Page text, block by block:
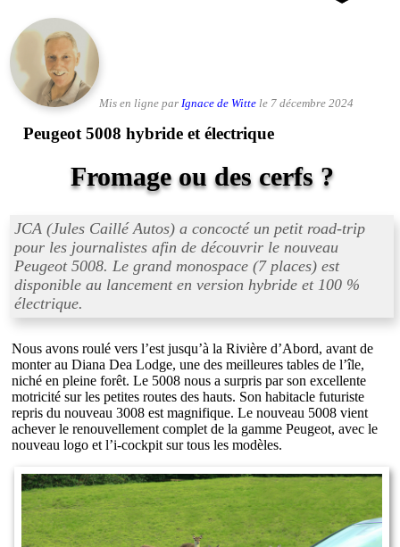
Mis en ligne par Ignace de Witte le 7 décembre 2024
Peugeot 5008 hybride et électrique
Fromage ou des cerfs ?
JCA (Jules Caillé Autos) a concocté un petit road-trip
pour les journalistes afin de découvrir le nouveau
Peugeot 5008. Le grand monospace (7 places) est
disponible au lancement en version hybride et 100 %
électrique.
Nous avons roulé vers l’est jusqu’à la Rivière d’Abord, avant de
monter au Diana Dea Lodge, une des meilleures tables de l’île,
niché en pleine forêt. Le 5008 nous a surpris par son excellente
motricité sur les petites routes des hauts. Son habitacle futuriste
repris du nouveau 3008 est magnifique. Le nouveau 5008 vient
achever le renouvellement complet de la gamme Peugeot, avec le
nouveau logo et l’i-cockpit sur tous les modèles.